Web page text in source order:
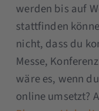
werden bis auf
stattfinden
nicht, dass du
Messe,
wäre es, wenn
online umsetzt?